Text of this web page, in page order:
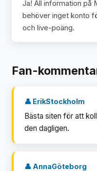
Ja! All information på
behöver inget konto
och live-poäng.
Fan-
👤 ErikStockholm
Bästa siten för att
den dagligen.
👤 AnnaGöteborg